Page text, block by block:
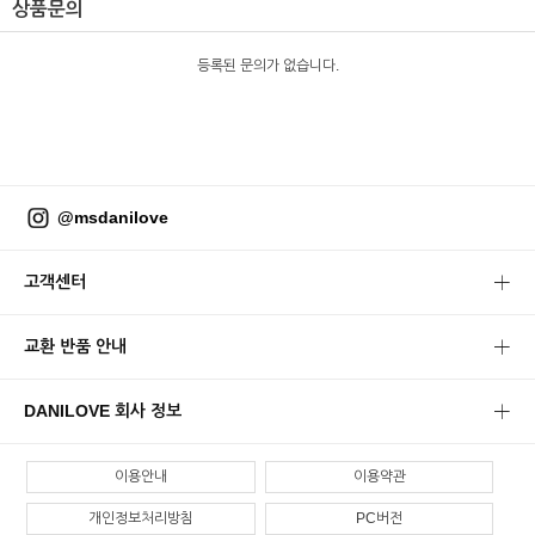
상품문의
등록된 문의가 없습니다.
@msdanilove
고객센터
교환 반품 안내
DANILOVE 회사 정보
이용안내 이용약관
개인정보처리방침 PC버전